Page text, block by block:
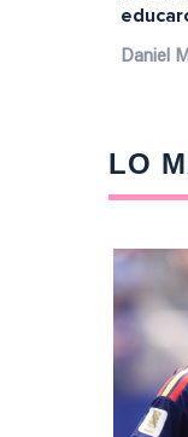
Daniel
LO